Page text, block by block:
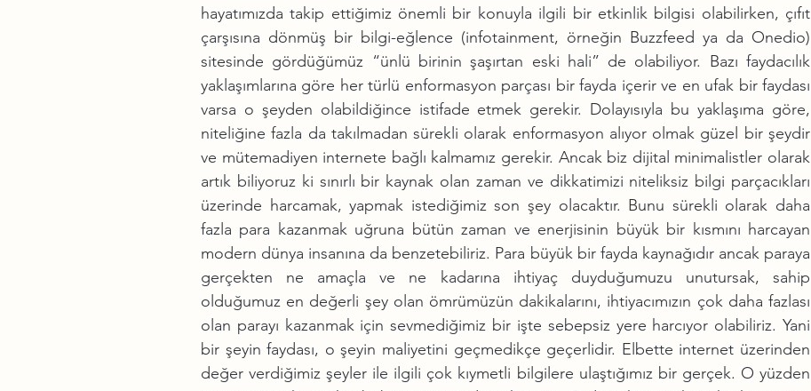
hayatımızda takip ettiğimiz önemli bir konuyla ilgili bir etkinlik bilgisi olabilirken, çıfıt
çarşısına dönmüş bir bilgi-eğlence (infotainment, örneğin Buzzfeed ya da Onedio)
sitesinde gördüğümüz “ünlü birinin şaşırtan eski hali” de olabiliyor. Bazı faydacılık
yaklaşımlarına göre her türlü enformasyon parçası bir fayda içerir ve en ufak bir faydası
varsa o şeyden olabildiğince istifade etmek gerekir. Dolayısıyla bu yaklaşıma göre,
niteliğine fazla da takılmadan sürekli olarak enformasyon alıyor olmak güzel bir şeydir
ve mütemadiyen internete bağlı kalmamız gerekir. Ancak biz dijital minimalistler olarak
artık biliyoruz ki sınırlı bir kaynak olan zaman ve dikkatimizi niteliksiz bilgi parçacıkları
üzerinde harcamak, yapmak istediğimiz son şey olacaktır. Bunu sürekli olarak daha
fazla para kazanmak uğruna bütün zaman ve enerjisinin büyük bir kısmını harcayan
modern dünya insanına da benzetebiliriz. Para büyük bir fayda kaynağıdır ancak paraya
gerçekten ne amaçla ve ne kadarına ihtiyaç duyduğumuzu unutursak, sahip
olduğumuz en değerli şey olan ömrümüzün dakikalarını, ihtiyacımızın çok daha fazlası
olan parayı kazanmak için sevmediğimiz bir işte sebepsiz yere harcıyor olabiliriz. Yani
bir şeyin faydası, o şeyin maliyetini geçmedikçe geçerlidir. Elbette internet üzerinden
değer verdiğimiz şeyler ile ilgili çok kıymetli bilgilere ulaştığımız bir gerçek. O yüzden